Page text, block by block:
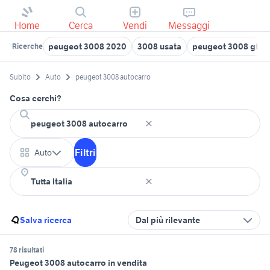
Home Cerca Vendi Messaggi
Ricerche peugeot 3008 2020 3008 usata peugeot 3008 gt
Subito Auto peugeot 3008 autocarro
Cosa cerchi?
Auto Filtri
Salva ricerca Dal più rilevante
78 risultati
Peugeot 3008 autocarro in vendita